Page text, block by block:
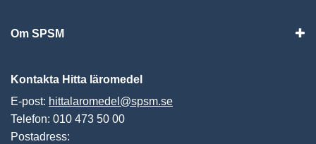
Om SPSM
Kontakta Hitta läromedel
E-post: hittalaromedel@spsm.se
Telefon: 010 473 50 00
Postadress: